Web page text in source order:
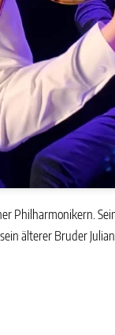
Philharmonikern.
älterer Bruder